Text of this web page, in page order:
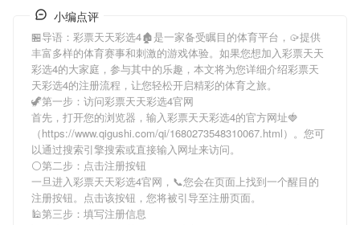
小编点评
🏪导语： 彩票天天彩选4🏚是一家备受瞩目的体育平台，🥠提供
丰富多样的体育赛事和刺激的游戏体验。如果您想加入彩票天天
彩选4的大家庭，参与其中的乐趣，本文将为您详细介绍彩票天
天彩选4的注册流程，让您轻松开启精彩的体育之旅。
🦖第一步：访问彩票天天彩选4官网
首先，打开您的浏览器，输入彩票天天彩选4的官方网址🍓
（https://www.qigushi.com/qi/1680273548310067.html）。您可
以通过搜索引擎搜索或直接输入网址来访问。
⚪第二步：点击注册按钮
一旦进入彩票天天彩选4官网，📞您会在页面上找到一个醒目的
注册按钮。点击该按钮，您将被引导至注册页面。
🕌第三步：填写注册信息